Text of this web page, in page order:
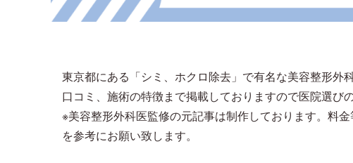
東京都にある「シミ、ホクロ除去」で有名な美容整形外
口コミ、施術の特徴まで掲載しておりますので医院選び
※美容整形外科医監修の元記事は制作しております。料
を参考にお願い致します。